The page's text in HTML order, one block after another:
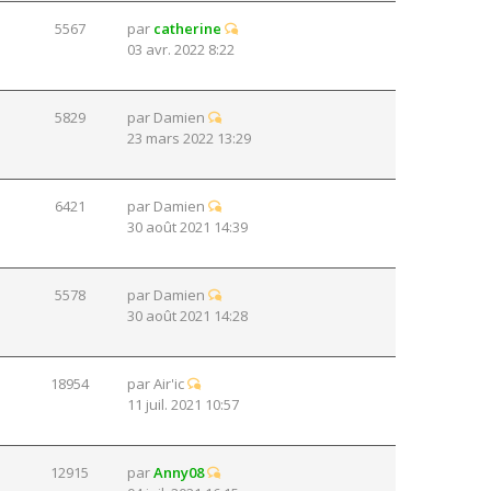
5567 par catherine
03 avr. 2022 8:22
5829 par Damien
23 mars 2022 13:29
6421 par Damien
30 août 2021 14:39
5578 par Damien
30 août 2021 14:28
18954 parAir'ic
11 juil. 2021 10:57
12915 parAnny08